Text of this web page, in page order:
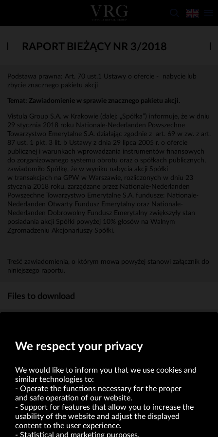
RAPORT BIEŻĄCY NR 3/2018
Podstawa prawna: Art. 70 ust.1 Ustawy o ofercie - nabycie lub
zbycie znacznego pakietu akcji
Temat: Zawiadomienie w sprawie znacznego pakietu akcji.
Vistula Group S.A. w Krakowie (dalej: „Spółka”) informuje, że w dniu
29 stycznia 2018 roku Nationale-Nederlanden Powszechne
Towarzystwo Emerytalne S.A. działając zgodnie z art. 69 w zw. z art.
87 ust. 1 pkt. 3 lit. b Ustawy z dnia 29 lipca 2005 r. o ofercie
publicznej i warunkach wprowadzania instrumentów finansowych
do zorganizowanego systemu obrotu oraz o spółkach publicznych,
zawiadomiło Spółkę, że w wyniku nabycia akcji Spółki
w transakcjach na GPW w Warszawie, rozliczonych w dniu 23
stycznia 2018 roku, zarządzane przez Nationale-Nederlanden
Powszechne Towarzystwo Emerytalne S.A. fundusze: Nationale-
Nederlanden Otwarty Fundusz Emerytalny oraz Nationale-
Nederlanden Dobrowolny Fundusz Emerytalny zwiększyły stan
posiadania akcji Spółki powyżej 10% głosów na Walnym
Zgromadzeniu Akcjonariuszy Spółki.
Treść zawiadomienia, o którym mowa powyżej stanowi załącznik do
niniejszego raportu.
Files to download
VRG S.A. | 10 Pilotów Street | 31-462 Kraków
Tax Identification Number: 675-000-03-61
District Court for Kraków-Śródmieście in Kraków
XI Economic Department of the National Court Register number 0000047082
We respect your privacy
We would like to inform you that we use cookies and
similar technologies to:
Operate the functions necessary for the proper
and safe operation of our website.
Support for features that allow you to increase the
usability of the website and adjust the displayed
content to the user experience.
Statistical and marketing purposes.